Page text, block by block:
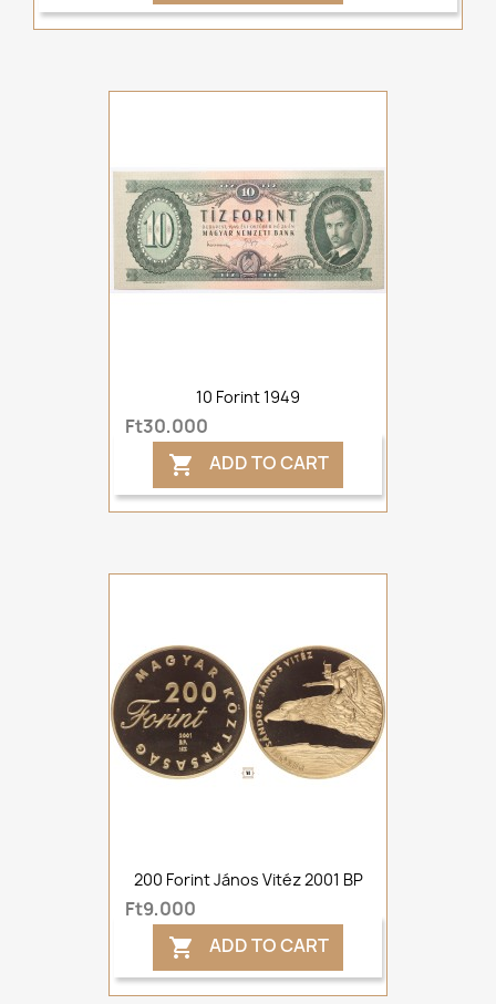
10 Forint 1949
Ft30,000
 ADD TO CART
200 Forint János Vitéz 2001 BP
Ft9,000
 ADD TO CART